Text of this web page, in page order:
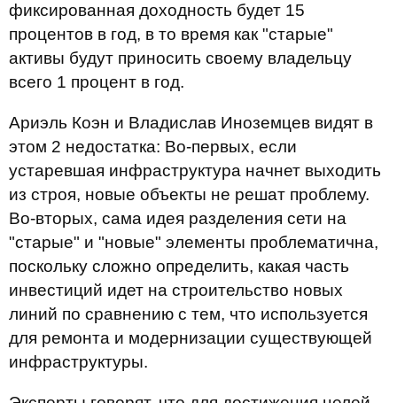
фиксированная доходность будет 15
процентов в год, в то время как "старые"
активы будут приносить своему владельцу
всего 1 процент в год.
Ариэль Коэн и Владислав Иноземцев видят в
этом 2 недостатка: Во-первых, если
устаревшая инфраструктура начнет выходить
из строя, новые объекты не решат проблему.
Во-вторых, сама идея разделения сети на
"старые" и "новые" элементы проблематична,
поскольку сложно определить, какая часть
инвестиций идет на строительство новых
линий по сравнению с тем, что используется
для ремонта и модернизации существующей
инфраструктуры.